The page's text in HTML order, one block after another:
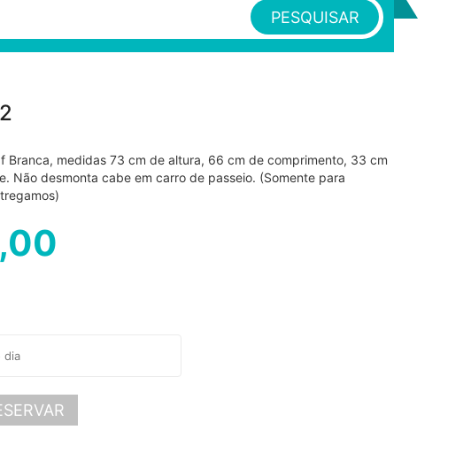
PESQUISAR
Branca, medidas 73 cm de altura, 66 cm de comprimento, 33 cm
Não desmonta cabe em carro de passeio. (Somente para